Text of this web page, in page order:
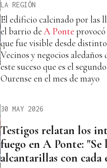
LA REGIÓN
El edificio calcinado por las
el barrio deA Ponte
que fue visible desde
Vecinos y negocios
este suceso que es el
Ourense en el mes de mayo
30 MAY 2026
Testigos relatan los
fuego en A Ponte: "Se
alcantarillas con cada